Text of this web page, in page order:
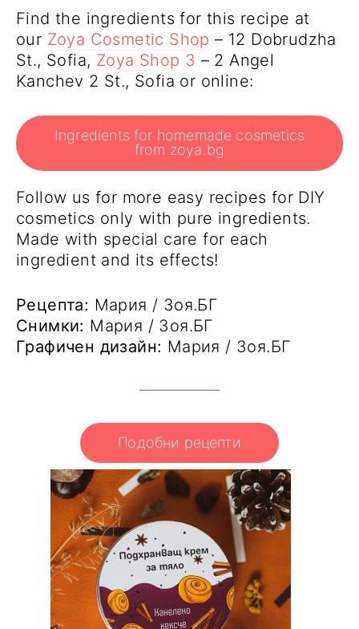
Find the ingredients for this recipe at
our Zoya Cosmetic Shop – 12 Dobrudzha
St., Sofia, Zoya Shop 3 – 2 Angel
Kanchev 2 St., Sofia or online:
Ingredients for homemade cosmetics
from zoya.bg
Follow us for more easy recipes for DIY
cosmetics only with pure ingredients.
Made with special care for each
ingredient and its effects!
Рецепта: Мария / Зоя.БГ
Снимки: Мария / Зоя.БГ
Графичен дизайн: Мария / Зоя.БГ
Подобни рецепти